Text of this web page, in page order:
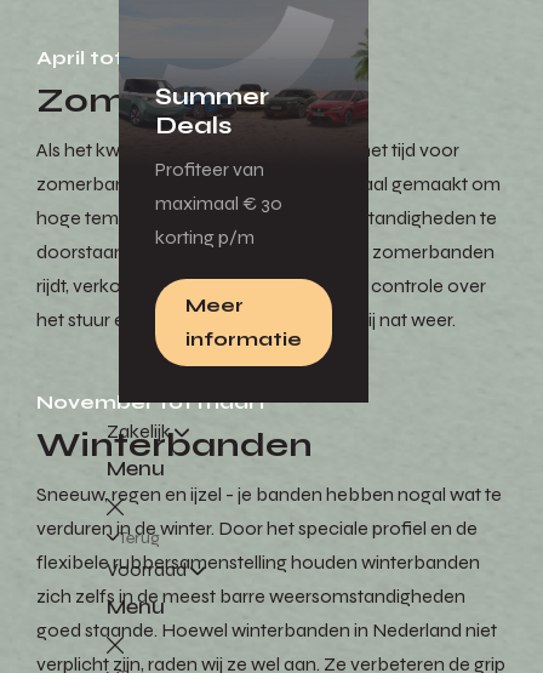
Summer
Deals
Profiteer van
maximaal € 30
korting p/m
Meer
informatie
Zakelijk
Menu
Terug
Voorraad
Menu
April tot oktober
Zomerbanden
Als het kwik boven de 7 graden stijgt, is het tijd voor
zomerbanden. Deze banden zijn speciaal gemaakt om
hoge temperaturen en natte weersomstandigheden te
doorstaan. Als je in warme maanden op zomerbanden
rijdt, verkort je je remweg, vergroot je de controle over
het stuur en vermindert het slipgevaar bij nat weer.
November tot maart
Winterbanden
Sneeuw, regen en ijzel - je banden hebben nogal wat te
verduren in de winter. Door het speciale profiel en de
flexibele rubbersamenstelling houden winterbanden
zich zelfs in de meest barre weersomstandigheden
goed staande. Hoewel winterbanden in Nederland niet
verplicht zijn, raden wij ze wel aan. Ze verbeteren de grip